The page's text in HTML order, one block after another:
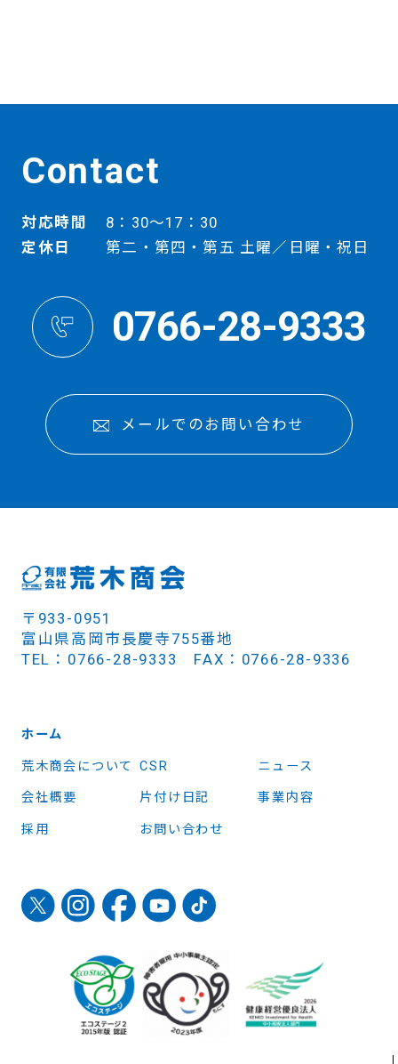
Contact
対応時間
8：30～17：30
定休日
第二・第四・第五 土曜／日曜・祝日
0766-28-9333
メールでのお問い合わせ
〒933-0951
富山県高岡市長慶寺755番地
TEL：0766-28-9333 FAX：0766-28-9336
ホーム
荒木商会について CSR ニュース
会社概要 片付け日記 事業内容
採用 お問い合わせ